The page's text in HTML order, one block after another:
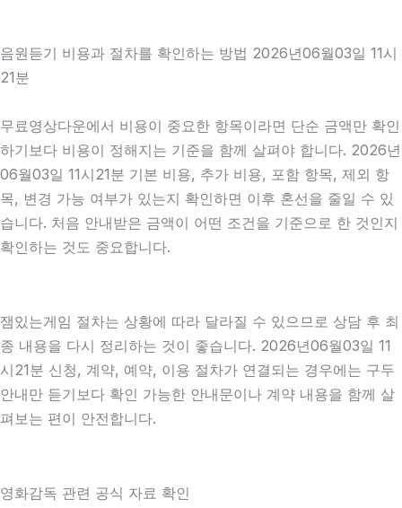
음원듣기 비용과 절차를 확인하는 방법 2026년06월03일 11시
21분
무료영상다운에서 비용이 중요한 항목이라면 단순 금액만 확인
하기보다 비용이 정해지는 기준을 함께 살펴야 합니다. 2026년
06월03일 11시21분 기본 비용, 추가 비용, 포함 항목, 제외 항
목, 변경 가능 여부가 있는지 확인하면 이후 혼선을 줄일 수 있
습니다. 처음 안내받은 금액이 어떤 조건을 기준으로 한 것인지
확인하는 것도 중요합니다.
잼있는게임 절차는 상황에 따라 달라질 수 있으므로 상담 후 최
종 내용을 다시 정리하는 것이 좋습니다. 2026년06월03일 11
시21분 신청, 계약, 예약, 이용 절차가 연결되는 경우에는 구두
안내만 듣기보다 확인 가능한 안내문이나 계약 내용을 함께 살
펴보는 편이 안전합니다.
영화감독 관련 공식 자료 확인